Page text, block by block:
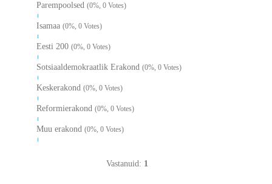
Parempoolsed (0%, 0 Votes)
Isamaa (0%, 0 Votes)
Eesti 200 (0%, 0 Votes)
Sotsiaaldemokraatlik Erakond (0%, 0 Votes)
Keskerakond (0%, 0 Votes)
Reformierakond (0%, 0 Votes)
Muu erakond (0%, 0 Votes)
Vastanuid: 1